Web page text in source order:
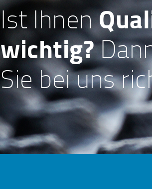
Ist Ihnen
wichtig?
Sie bei uns